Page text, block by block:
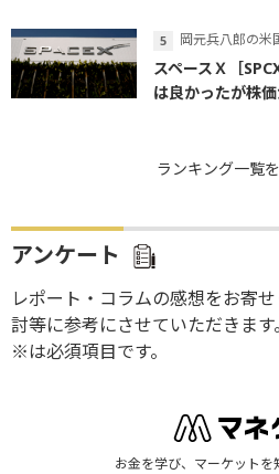
岡元兵八郎の米
スペースＸ［
は良かったが株
ランキング一覧
アンケート
レポート・コラムの感想をお寄
討等に参考にさせていただきます。
※は必須項目です。
お金を学び、マーケットを